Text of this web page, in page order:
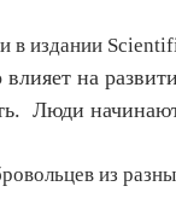
в издании
на
Люди
из